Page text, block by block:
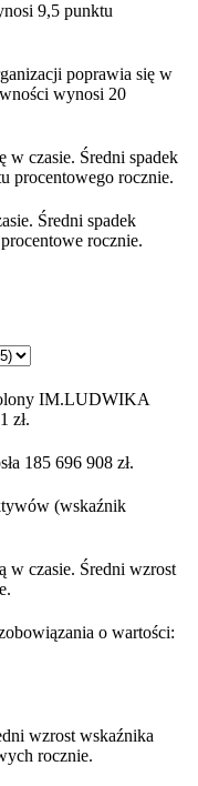
9,5 punktu
poprawia się w
wynosi 20
w czasie. Średni spadek
procentowego rocznie.
Średni spadek
rocznie.
IM.LUDWIKA
zł.
185 696 908 zł.
(wskaźnik
w czasie. Średni wzrost
o wartości:
wzrost wskaźnika
rocznie.